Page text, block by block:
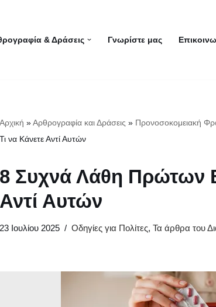
& Δράσεις Γνωρίστε μας
Αρχική »Αρθρογραφία και Δράσεις » Προνοσοκομειακή
Τι να Κάνετε Αντί Αυτών
8 Συχνά Λάθη Πρώτων
Αντί Αυτών
23 Ιουλίου 2025 Οδηγίες για Πολίτες, Τα άρθρα του